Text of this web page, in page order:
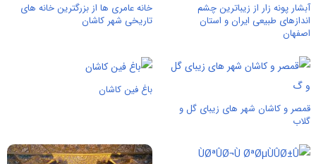
آبشار پونه زار از زیباترین چشم
اندازهای طبیعی ایران و استان
اصفهان
خانه عامری ها از بزرگترین خانه های
تاریخی شهر کاشان
قمصر و کاشان شهر های زیبای گل و
گلاب
باغ فین کاشان